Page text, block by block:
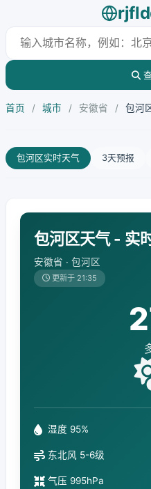
首页 / 城市 / 安徽省 / 包河
包河区实时天气 3天预报
包河区天气 - 实
安徽省 · 包河区
更新于 21:35
湿度 95%
东北风 5-6级
气压 995hPa